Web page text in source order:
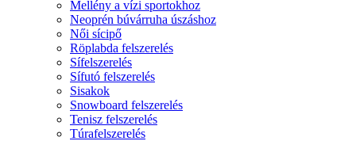
Mellény a vízi sportokhoz
Neoprén búvárruha úszáshoz
Női sícipő
Röplabda felszerelés
Sífelszerelés
Sífutó felszerelés
Sisakok
Snowboard felszerelés
Tenisz felszerelés
Túrafelszerelés